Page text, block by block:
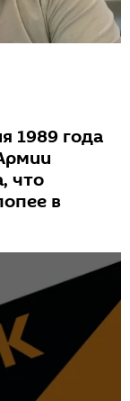
1989 года
что
в